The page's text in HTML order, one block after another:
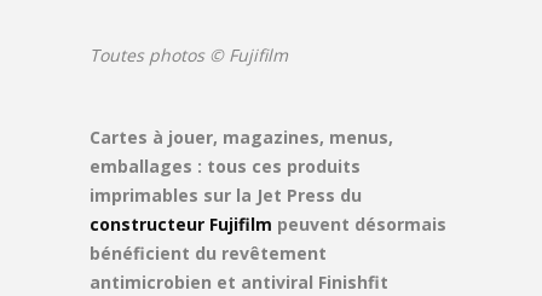
Toutes photos © Fujifilm
Cartes à jouer, magazines, menus,
emballages : tous ces produits
imprimables sur la Jet Press du
constructeur Fujifilm peuvent désormais
bénéficient du revêtement
antimicrobien et antiviral Finishfit